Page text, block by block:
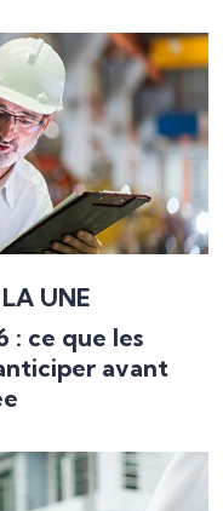
UNE
: ce que les
avant